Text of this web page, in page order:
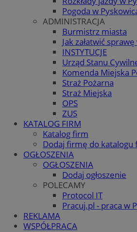
Pogoda w
ADMINISTRACJA
Burmistrz miasta
Jak załatwić
INSTYTUCJE
Urząd Stanu
Komenda Miejska
Straż Pożarna
Straż Miejska
OPS
ZUS
KATALOG FIRM
Katalog firm
Dodaj firmę do katalogu
OGŁOSZENIA
OGŁOSZENIA
Dodaj ogłoszenie
POLECAMY
Protocol IT
Pracuj.pl - praca w
REKLAMA
WSPÓŁPRACA